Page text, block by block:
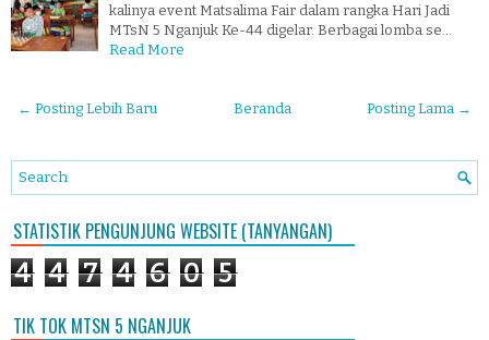
kalinya event Matsalima Fair dalam rangka Hari Jadi
MTsN 5 Nganjuk Ke-44 digelar. Berbagai lomba se…
Read More
← Posting Lebih Baru Posting Lama →
Beranda
STATISTIK PENGUNJUNG WEBSITE (TANYANGAN)
4 4 7 4 6 0 5
TIK TOK MTSN 5 NGANJUK